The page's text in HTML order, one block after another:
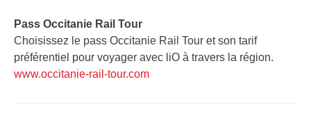
Pass Occitanie Rail Tour​
Choisissez le pass Occitanie Rail Tour et son tarif
préférentiel pour voyager avec liO à travers la région.
www.occitanie-rail-tour.com